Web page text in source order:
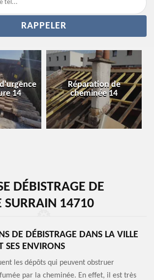
14
Réparation de
cheminée 14
DÉBISTRAGE DE
SURRAIN 14710
DE DÉBISTRAGE DANS LA VILLE
SES ENVIRONS
les dépôts qui peuvent obstruer
par la cheminée. En effet, il est très